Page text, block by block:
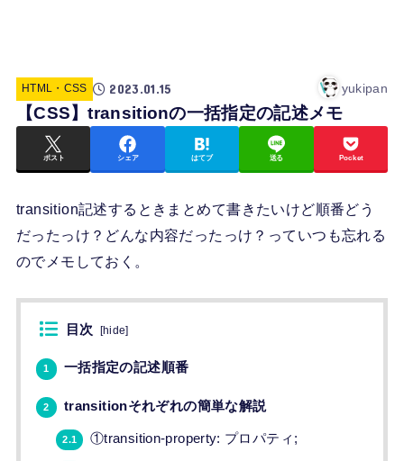
HTML・CSS 2023.01.15 yukipan
【CSS】transitionの一括指定の記述メモ
ポスト シェア はてブ 送る Pocket
transition記述するときまとめて書きたいけど順番どう
だったっけ？どんな内容だったっけ？っていつも忘れる
のでメモしておく。
目次 [hide]
1 一括指定の記述順番
2 transitionそれぞれの簡単な解説
2.1 ①transition-property: プロパティ;